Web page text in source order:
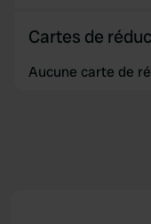
Cartes de
Aucune carte de